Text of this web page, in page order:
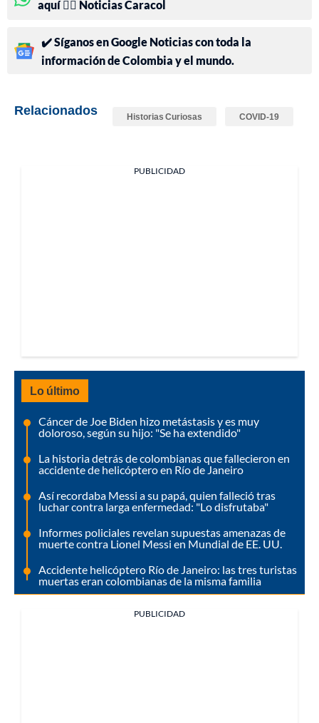
aquí 👉🏻 Noticias Caracol
✔️ Síganos en Google Noticias con toda la
información de Colombia y el mundo.
Relacionados Historias Curiosas COVID-19
PUBLICIDAD
Lo último
Cáncer de Joe Biden hizo metástasis y es muy
doloroso, según su hijo: "Se ha extendido"
La historia detrás de colombianas que fallecieron en
accidente de helicóptero en Río de Janeiro
Así recordaba Messi a su papá, quien falleció tras
luchar contra larga enfermedad: "Lo disfrutaba"
Informes policiales revelan supuestas amenazas de
muerte contra Lionel Messi en Mundial de EE. UU.
Accidente helicóptero Río de Janeiro: las tres turistas
muertas eran colombianas de la misma familia
PUBLICIDAD